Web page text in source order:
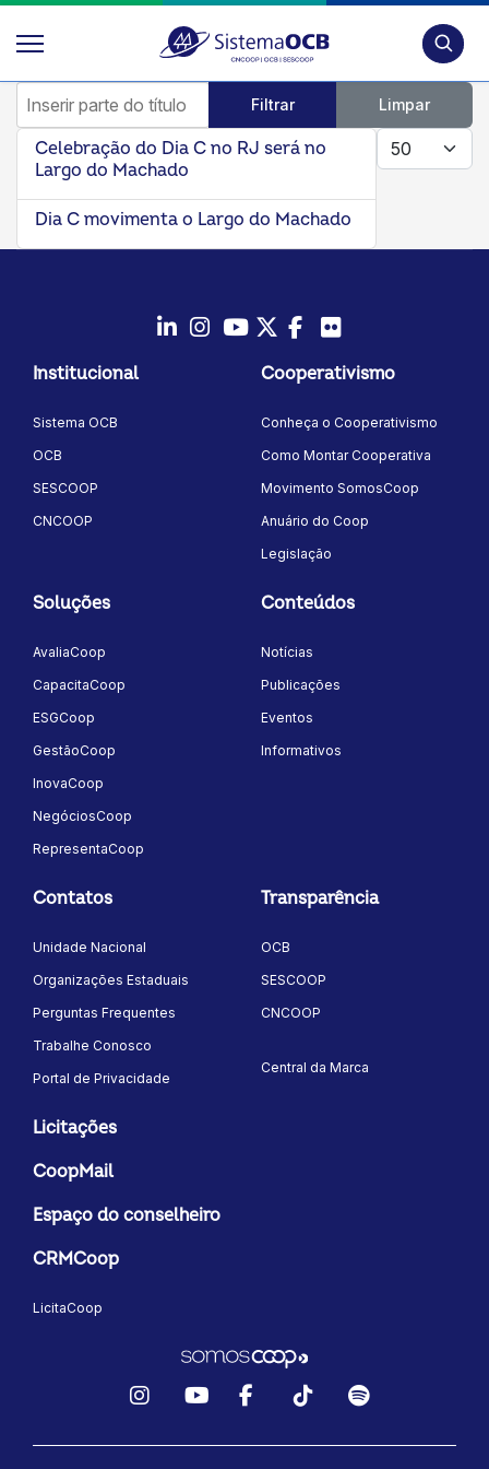
Inserir parte do título
Filtrar Limpar
Mostrar #
Celebração do Dia C no RJ será no
Largo do Machado
Dia C movimenta o Largo do Machado
Instagram
YoutubeTwitter/X
Facebook
Institucional
Sistema OCB
OCB
SESCOOP
CNCOOP
Cooperativismo
Conheça o Cooperativismo
Como Montar Cooperativa
Movimento SomosCoop
Anuário do Coop
Legislação
Soluções
AvaliaCoop
CapacitaCoop
ESGCoop
GestãoCoop
InovaCoop
NegóciosCoop
RepresentaCoop
Conteúdos
Notícias
Publicações
Eventos
Informativos
Contatos
Unidade Nacional
Organizações Estaduais
Perguntas Frequentes
Trabalhe Conosco
Portal de Privacidade
Transparência
OCB
SESCOOP
CNCOOP
Central da Marca
Licitações
CoopMail
Espaço do conselheiro
CRMCoop
LicitaCoop